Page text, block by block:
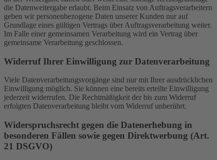
die Datenweitergabe erlaubt. Beim Einsatz von Auftragsverarbeitern
geben wir personenbezogene Daten unserer Kunden nur auf
Grundlage eines gültigen Vertrags über Auftragsverarbeitung weiter.
Im Falle einer gemeinsamen Verarbeitung wird ein Vertrag über
gemeinsame Verarbeitung geschlossen.
Widerruf Ihrer Einwilligung zur Datenverarbeitung
Viele Datenverarbeitungsvorgänge sind nur mit Ihrer ausdrücklichen
Einwilligung möglich. Sie können eine bereits erteilte Einwilligung
jederzeit widerrufen. Die Rechtmäßigkeit der bis zum Widerruf
erfolgten Datenverarbeitung bleibt vom Widerruf unberührt.
Widerspruchsrecht gegen die Datenerhebung in
besonderen Fällen sowie gegen Direktwerbung (Art.
21 DSGVO)